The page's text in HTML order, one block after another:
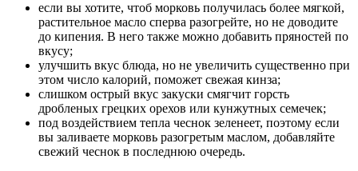
если вы хотите, чтоб морковь получилась более мягкой,
растительное масло сперва разогрейте, но не доводите
до кипения. В него также можно добавить пряностей по
вкусу;
улучшить вкус блюда, но не увеличить существенно при
этом число калорий, поможет свежая кинза;
слишком острый вкус закуски смягчит горсть
дробленых грецких орехов или кунжутных семечек;
под воздействием тепла чеснок зеленеет, поэтому если
вы заливаете морковь разогретым маслом, добавляйте
свежий чеснок в последнюю очередь.